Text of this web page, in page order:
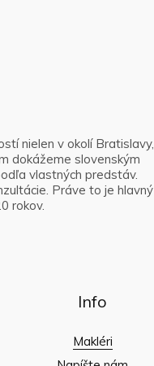
nielen v okolí Bratislavy,
dokážeme slovenským
vlastných predstáv.
Práve to je hlavný
rokov.
Info
Makléri